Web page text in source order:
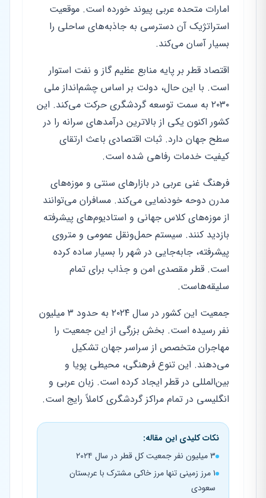
امارات متحده عربی پیوند خورده است. موقعیت
استراتژیک آن دسترسی به جاذبه‌های ساحلی را
بسیار آسان می‌کند.
اقتصاد قطر بر پایه منابع عظیم گاز و نفت استوار
است. با این حال، دولت بر اساس چشم‌انداز ملی
۲۰۳۰ به سمت توسعه گردشگری حرکت می‌کند. این
کشور اکنون یکی از بالاترین درآمدهای سرانه را در
سطح جهان دارد. ثبات اقتصادی باعث ارتقای
کیفیت خدمات رفاهی شده است.
فرهنگ غنی عربی در بازارهای سنتی و موزه‌های
مدرن دوحه خودنمایی می‌کند. مسافران می‌توانند
از موزه‌های کلاس جهانی و استادیوم‌های پیشرفته
بازدید کنند. سیستم حمل‌ونقل عمومی و متروی
پیشرفته، جابه‌جایی در شهر را بسیار ساده کرده
است. قطر مقصدی امن و جذاب برای تمام
سلیقه‌هاست.
جمعیت این کشور در سال ۲۰۲۴ به حدود ۳ میلیون
نفر رسیده است. بخش بزرگی از این جمعیت را
مهاجران متخصص از سراسر جهان تشکیل
می‌دهند. این تنوع فرهنگی، محیطی پویا و
بین‌المللی در قطر ایجاد کرده است. زبان عربی و
انگلیسی در تمام مراکز گردشگری کاملاً رایج است.
نکات کلیدی این مقاله:
۳ میلیون نفر جمعیت کل قطر در سال ۲۰۲۴
۱ مرز زمینی تنها مرز خاکی مشترک با عربستان
سعودی